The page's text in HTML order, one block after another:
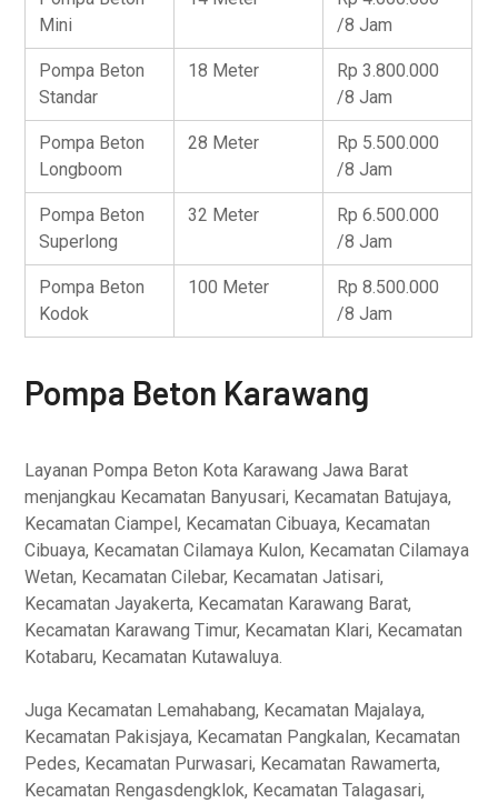
Mini
/8 Jam
Pompa Beton
Standar
18 Meter
Rp 3.800.000
/8 Jam
Pompa Beton
Longboom
28 Meter
Rp 5.500.000
/8 Jam
Pompa Beton
Superlong
32 Meter
Rp 6.500.000
/8 Jam
Pompa Beton
Kodok
100 Meter
Rp 8.500.000
/8 Jam
Pompa Beton Karawang
Layanan Pompa Beton Kota Karawang Jawa Barat
menjangkau Kecamatan Banyusari, Kecamatan Batujaya,
Kecamatan Ciampel, Kecamatan Cibuaya, Kecamatan
Cibuaya, Kecamatan Cilamaya Kulon, Kecamatan Cilamaya
Wetan, Kecamatan Cilebar, Kecamatan Jatisari,
Kecamatan Jayakerta, Kecamatan Karawang Barat,
Kecamatan Karawang Timur, Kecamatan Klari, Kecamatan
Kotabaru, Kecamatan Kutawaluya.
Juga Kecamatan Lemahabang, Kecamatan Majalaya,
Kecamatan Pakisjaya, Kecamatan Pangkalan, Kecamatan
Pedes, Kecamatan Purwasari, Kecamatan Rawamerta,
Kecamatan Rengasdengklok, Kecamatan Talagasari,